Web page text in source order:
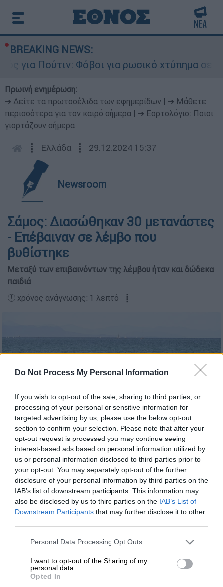
Do Not Process My Personal Information
If you wish to opt-out of the sale, sharing to third parties, or
processing of your personal or sensitive information for
targeted advertising by us, please use the below opt-out
section to confirm your selection. Please note that after your
opt-out request is processed you may continue seeing
interest-based ads based on personal information utilized by
us or personal information disclosed to third parties prior to
your opt-out. You may separately opt-out of the further
disclosure of your personal information by third parties on the
IAB’s list of downstream participants. This information may
also be disclosed by us to third parties on the IAB’s List of
Downstream Participants that may further disclose it to other
Please note that this website/app uses one or more Google
not limited to your visit or usage behaviour. You may click to
grant or deny consent to Google and its third-party tags to
use your data for below specified purposes in below Google
Personal Data Processing Opt Outs
I want to opt-out of the Sharing of my
personal data.
Opted In
BREAKING NEWS:
για Πούτιν: Φόβοι για ρωσικό χτύπημα σε
Πρωινή ενημέρωση:
➔ Δείτε τα πρωτοσέλιδα των εφημερίδων
➔ Μάθετε
περισσότερα για τον καιρό σήμερα
➔ Εορτολόγιο: Ποιοι
γιορτάζουν σήμερα
┋ Ελλάδα ┋ 29.12.2024 15:37
Newsroom
Σάμος: Διασώθηκαν 30 μετανάστες
- Επέβαιναν σε λέμβο που
βυθίστηκε
Μεταξύ των επιβαινόντων της λέμβου ήταν και δώδεκα
παιδιά
🕛 χρόνος ανάγνωσης: 1 λεπτό ┋
Προσθέστε το ΕΘΝΟΣ στη Google
Επιχείρηση διάσωσης 30μεταναστών
λέμβος σε θαλάσσια περιοχή
βορειοανατολικά τηςΣάμου .